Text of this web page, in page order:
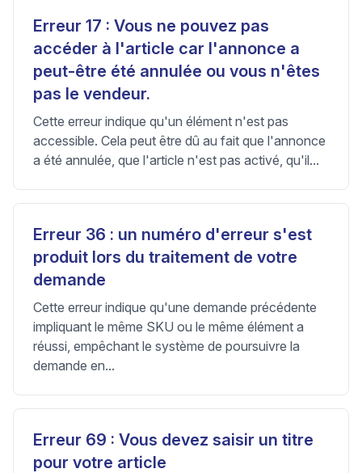
Erreur 17 : Vous ne pouvez pas
accéder à l'article car l'annonce a
peut-être été annulée ou vous n'êtes
pas le vendeur.
Cette erreur indique qu'un élément n'est pas
accessible. Cela peut être dû au fait que l'annonce
a été annulée, que l'article n'est pas activé, qu'il...
Erreur 36 : un numéro d'erreur s'est
produit lors du traitement de votre
demande
Cette erreur indique qu'une demande précédente
impliquant le même SKU ou le même élément a
réussi, empêchant le système de poursuivre la
demande en...
Erreur 69 : Vous devez saisir un titre
pour votre article